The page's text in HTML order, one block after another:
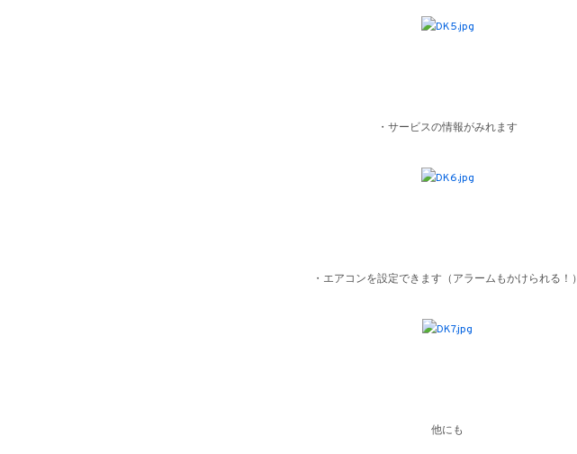
・サービスの情報がみれます
・エアコンを設定できます（アラームもかけられる！）
他にも